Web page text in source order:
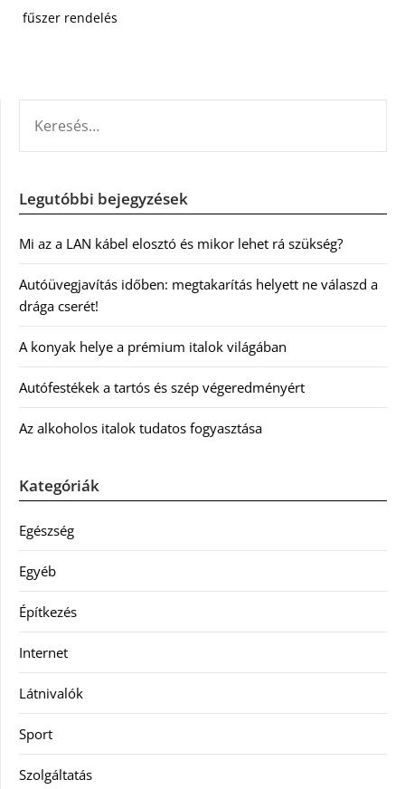
fűszer rendelés
Legutóbbi bejegyzések
Mi az a LAN kábel elosztó és mikor lehet rá szükség?
Autóüvegjavítás időben: megtakarítás helyett ne válaszd a
drága cserét!
A konyak helye a prémium italok világában
Autófestékek a tartós és szép végeredményért
Az alkoholos italok tudatos fogyasztása
Kategóriák
Egészség
Egyéb
Építkezés
Internet
Látnivalók
Sport
Szolgáltatás